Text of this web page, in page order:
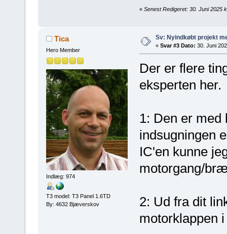
« Senest Redigeret: 30. Juni 2025
Tica
Hero Member
Indlæg: 974
T3 model: T3 Panel 1.6TD
By: 4632 Bjæverskov
Sv: Nyindkøbt projekt
« Svar #3 Dato: 30. Juni
Der er flere
eksperten her.
1: Den er med
indsugningen
IC'en kunne
motorgang/
2: Ud fra dit
motorklappen